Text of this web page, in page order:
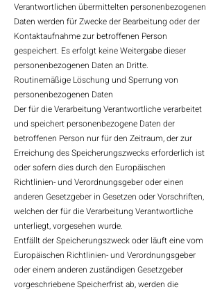
Verantwortlichen übermittelten personenbezogenen
Daten werden für Zwecke der Bearbeitung oder der
Kontaktaufnahme zur betroffenen Person
gespeichert. Es erfolgt keine Weitergabe dieser
personenbezogenen Daten an Dritte.
Routinemäßige Löschung und Sperrung von
personenbezogenen Daten
Der für die Verarbeitung Verantwortliche verarbeitet
und speichert personenbezogene Daten der
betroffenen Person nur für den Zeitraum, der zur
Erreichung des Speicherungszwecks erforderlich ist
oder sofern dies durch den Europäischen
Richtlinien- und Verordnungsgeber oder einen
anderen Gesetzgeber in Gesetzen oder Vorschriften,
welchen der für die Verarbeitung Verantwortliche
unterliegt, vorgesehen wurde.
Entfällt der Speicherungszweck oder läuft eine vom
Europäischen Richtlinien- und Verordnungsgeber
oder einem anderen zuständigen Gesetzgeber
vorgeschriebene Speicherfrist ab, werden die